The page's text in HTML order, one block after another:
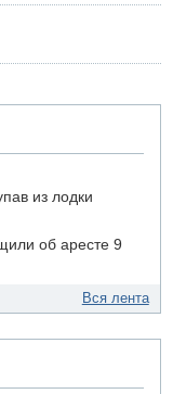
из лодки
об аресте 9
жары в
НПЗ
Вся лента